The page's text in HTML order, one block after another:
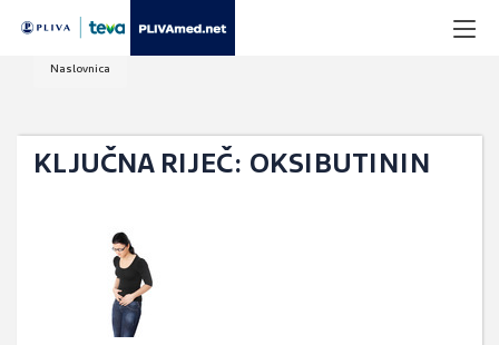
Naslovnica
KLJUČNA RIJEČ: OKSIBUTININ